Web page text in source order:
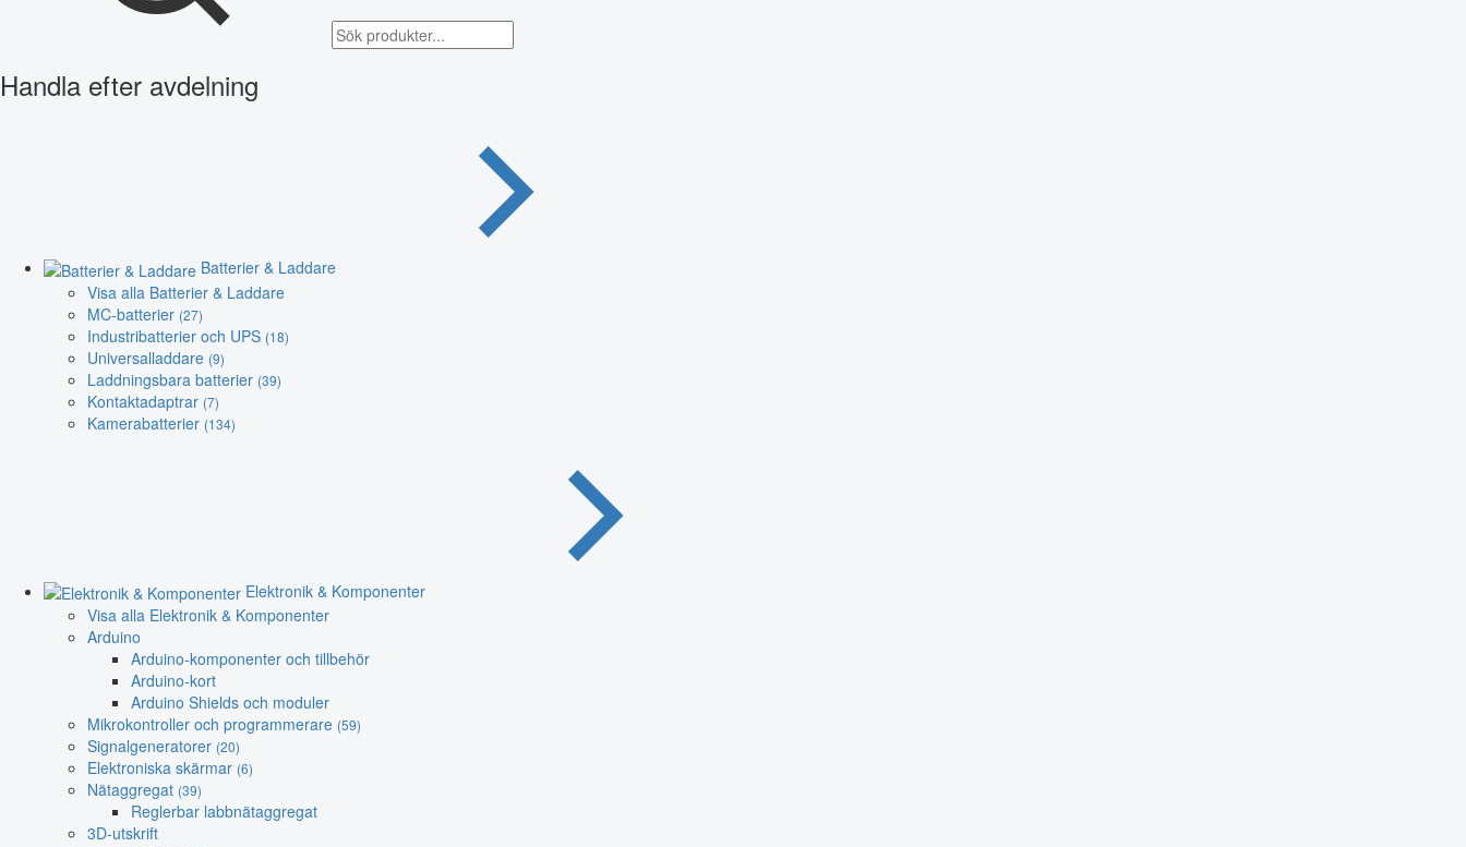
Handla efter avdelning
Batterier & Laddare
Visa alla Batterier & Laddare
MC-batterier (27)
Industribatterier och UPS (18)
Universalladdare (9)
Laddningsbara batterier (39)
Kontaktadaptrar (7)
Kamerabatterier (134)
Elektronik & Komponenter
Visa alla Elektronik & Komponenter
Arduino
Arduino-komponenter och tillbehör
Arduino-kort
Arduino Shields och moduler
Mikrokontroller och programmerare (59)
Signalgeneratorer (20)
Elektroniska skärmar (6)
Nätaggregat (39)
Reglerbar labbnätaggregat
3D-utskrift